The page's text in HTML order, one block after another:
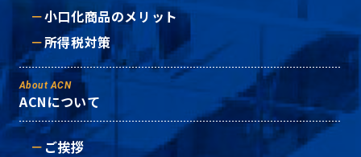
小口化商品のメリット
所得税対策
About ACN
ACNについて
ご挨拶